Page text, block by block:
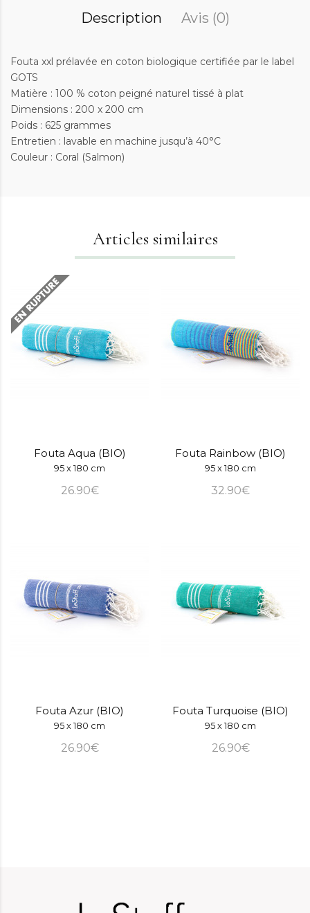
Description Avis (0)
Fouta xxl prélavée en coton biologique certifiée par le label
GOTS
Matière : 100 % coton peigné naturel tissé à plat
Dimensions : 200 x 200 cm
Poids : 625 grammes
Entretien : lavable en machine jusqu’à 40°C
Couleur : Coral (Salmon)
Articles similaires
Fouta Aqua (BIO)
95 x 180 cm
26.90€
Fouta Rainbow (BIO)
95 x 180 cm
32.90€
Fouta Azur (BIO)
95 x 180 cm
26.90€
Fouta Turquoise (BIO)
95 x 180 cm
26.90€